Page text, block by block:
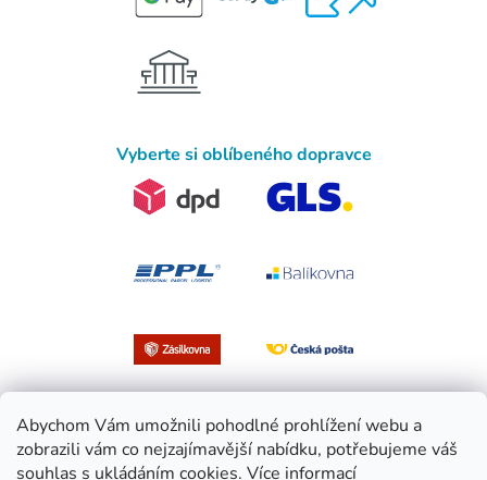
Abychom Vám umožnili pohodlné prohlížení webu a
zobrazili vám co nejzajímavější nabídku, potřebujeme váš
souhlas s ukládáním cookies. Více informací
Vyberte si oblíbeného dopravce